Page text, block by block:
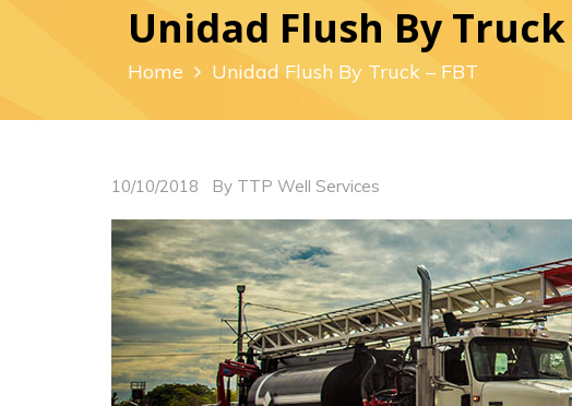
Unidad Flush By Truck
Home Unidad Flush By Truck – FBT
10/10/2018 By TTP Well Services